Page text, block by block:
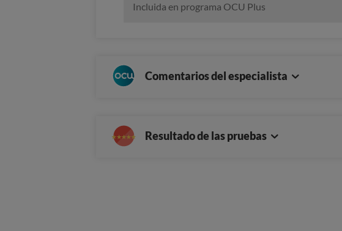
Incluida en programa OCU Plus
Comentarios del especialista
Resultado de las pruebas